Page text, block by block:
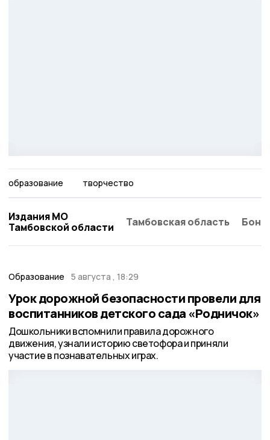
образование творчество
Издания МО
Тамбовской области
Тамбовская область
Образование 5 августа , 18:29
Урок дорожной безопасности провели для
воспитанников детского сада «Родничок»
Дошкольники вспомнили правила дорожного
движения, узнали историю светофора и приняли
участие в познавательных играх.